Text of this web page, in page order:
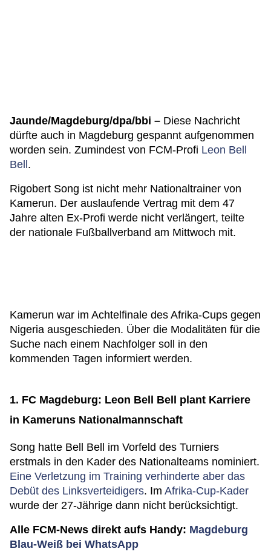
Jaunde/Magdeburg/dpa/bbi – Diese Nachricht
dürfte auch in Magdeburg gespannt aufgenommen
worden sein. Zumindest von FCM-Profi Leon Bell
Bell .
Rigobert Song ist nicht mehr Nationaltrainer von
Kamerun. Der auslaufende Vertrag mit dem 47
Jahre alten Ex-Profi werde nicht verlängert, teilte
der nationale Fußballverband am Mittwoch mit.
Kamerun war im Achtelfinale des Afrika-Cups gegen
Nigeria ausgeschieden. Über die Modalitäten für die
Suche nach einem Nachfolger soll in den
kommenden Tagen informiert werden.
1. FC Magdeburg: Leon Bell Bell plant Karriere
in Kameruns Nationalmannschaft
Song hatte Bell Bell im Vorfeld des Turniers
erstmals in den Kader des Nationalteams nominiert.
Eine Verletzung im Training verhinderte aber das
Debüt des Linksverteidigers. Im Afrika-Cup-Kader
wurde der 27-Jährige dann nicht berücksichtigt.
Alle FCM-News direkt aufs Handy: Magdeburg
Blau-Weiß bei WhatsApp